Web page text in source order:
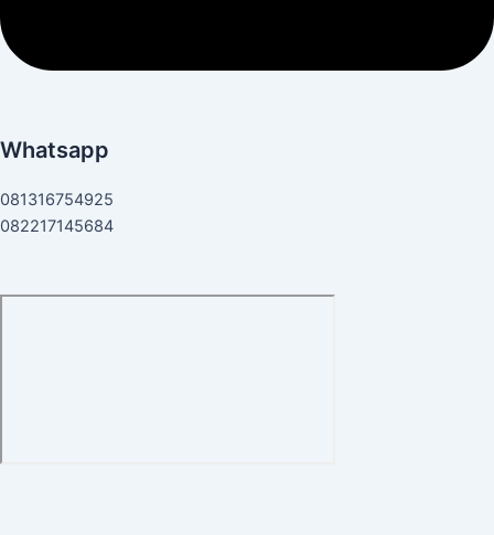
Whatsapp
081316754925
082217145684